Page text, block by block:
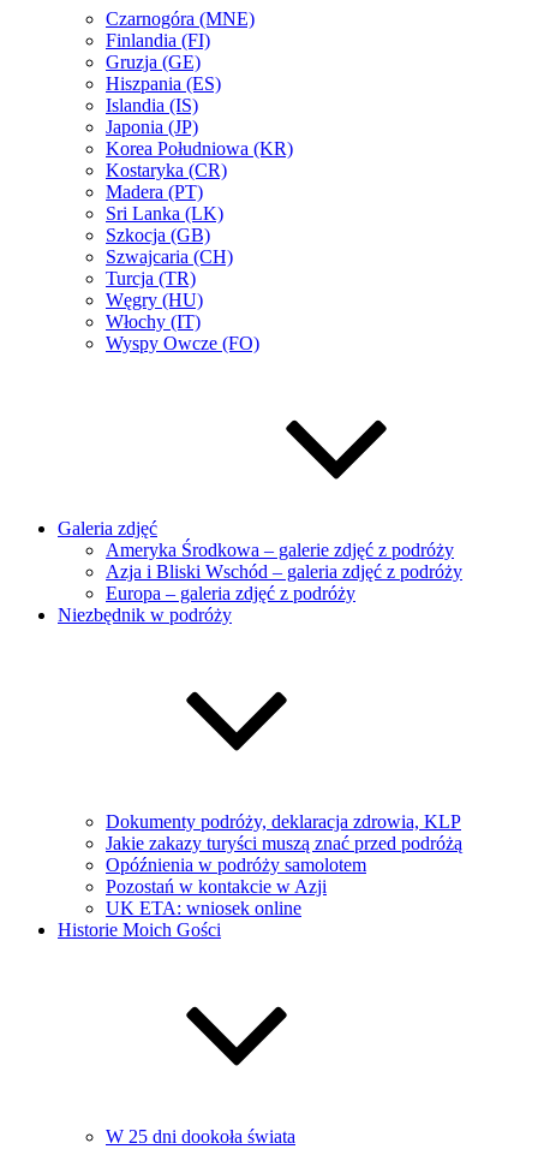
Czarnogóra (MNE)
Finlandia (FI)
Gruzja (GE)
Hiszpania (ES)
Islandia (IS)
Japonia (JP)
Korea Południowa (KR)
Kostaryka (CR)
Madera (PT)
Sri Lanka (LK)
Szkocja (GB)
Szwajcaria (CH)
Turcja (TR)
Węgry (HU)
Włochy (IT)
Wyspy Owcze (FO)
Galeria zdjęć
Ameryka Środkowa – galerie zdjęć z podróży
Azja i Bliski Wschód – galeria zdjęć z podróży
Europa – galeria zdjęć z podróży
Niezbędnik w podróży
Dokumenty podróży, deklaracja zdrowia, KLP
Jakie zakazy turyści muszą znać przed podróżą
Opóźnienia w podróży samolotem
Pozostań w kontakcie w Azji
UK ETA: wniosek online
Historie Moich Gości
W 25 dni dookoła świata